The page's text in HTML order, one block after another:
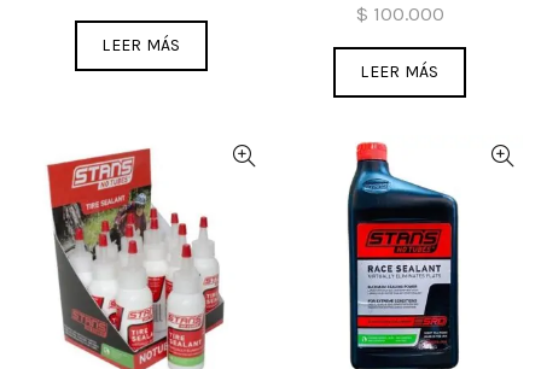
LEER MÁS
$ 100.000
LEER MÁS